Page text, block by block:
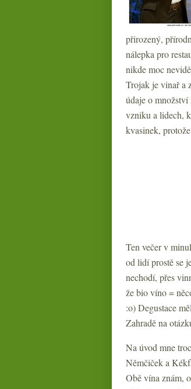
přirozený,
nálepka pro
nikde moc
Trojak je vinař a
údaje o
vzniku a lidech,
kvasinek,
Ten večer v
od lidí prostě se
nechodí, přes
že bio víno =
:o) Degustace
Zahradě na
Na úvod mne
Němčiček a
Obě vína znám,